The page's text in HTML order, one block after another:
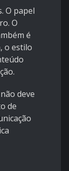
O papel
O
é
o estilo
deve
de